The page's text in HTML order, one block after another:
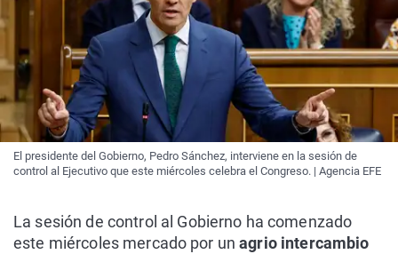
El presidente del Gobierno, Pedro Sánchez, interviene en la sesión de
control al Ejecutivo que este miércoles celebra el Congreso. | Agencia EFE
La sesión de control al Gobierno ha comenzado
este miércoles mercado por un agrio intercambio